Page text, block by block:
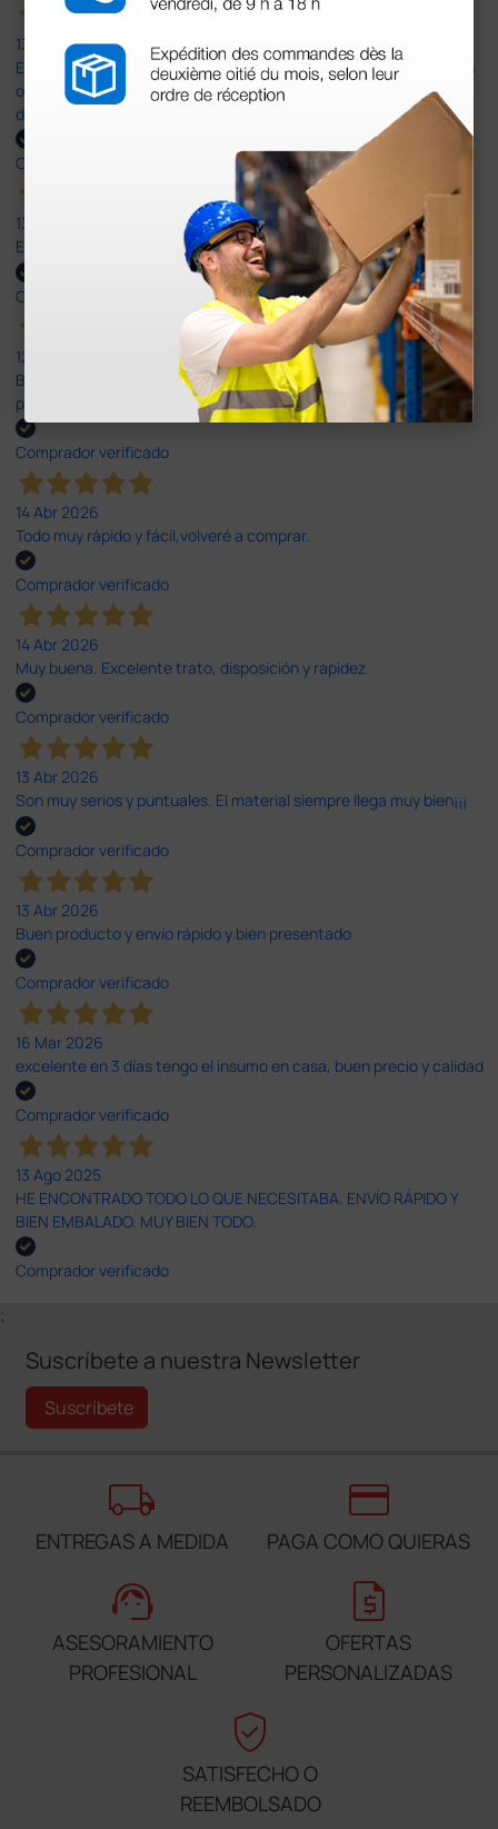
13 Jul 2026
Es fácil hacer el pedido. El producto, bastante mas barato que en
otras plataformas de material médico. Pero el envío cuesta más
del doble que en cualquier otra empresa dentro de España.
Comprador verificado
13 Jul 2026
Excelente
Comprador verificado
12 Jun 2026
Bien, rápida y sin problemas. No me gusta que se oferten
productos sin incluir el IVA que luego nos van a cobrar.
Comprador verificado
14 Abr 2026
Todo muy rápido y fácil,volveré a comprar.
Comprador verificado
14 Abr 2026
Muy buena. Excelente trato, disposición y rapidez
Comprador verificado
13 Abr 2026
Son muy serios y puntuales. El material siempre llega muy bien¡¡¡
Comprador verificado
13 Abr 2026
Buen producto y envío rápido y bien presentado
Comprador verificado
16 Mar 2026
excelente en 3 días tengo el insumo en casa, buen precio y calidad
Comprador verificado
13 Ago 2025
HE ENCONTRADO TODO LO QUE NECESITABA. ENVÍO RÁPIDO Y
BIEN EMBALADO. MUY BIEN TODO.
Comprador verificado
;
Suscríbete a nuestra Newsletter
Suscríbete
local_shipping
ENTREGAS A MEDIDA
credit_card
PAGA COMO QUIERAS
support_agent
ASESORAMIENTO
PROFESIONAL
request_quote
OFERTAS
PERSONALIZADAS
verified_user
SATISFECHO O
REEMBOLSADO